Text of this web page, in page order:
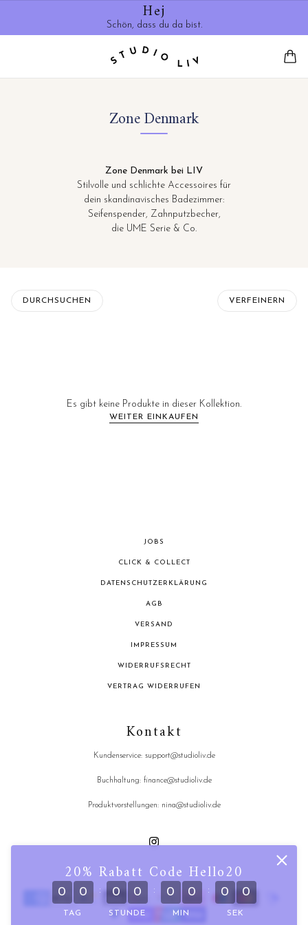
Hej
Schön, dass du da bist.
20% Rabatt Code Hello20
0 0
TAG
: 0 0
STUNDE
: 0 0
MIN
: 0 0
SEK
Zone Denmark
Zone Denmark bei LIV
Stilvolle und schlichte Accessoires für
dein skandinavisches Badezimmer:
Seifenspender, Zahnputzbecher,
die UME Serie & Co.
DURCHSUCHEN VERFEINERN
Es gibt keine Produkte in dieser Kollektion.
WEITER EINKAUFEN
JOBS
CLICK & COLLECT
DATENSCHUTZERKLÄRUNG
AGB
VERSAND
IMPRESSUM
WIDERRUFSRECHT
VERTRAG WIDERRUFEN
Kontakt
Kundenservice: support@studioliv.de
Buchhaltung: finance@studioliv.de
Produktvorstellungen: nina@studioliv.de